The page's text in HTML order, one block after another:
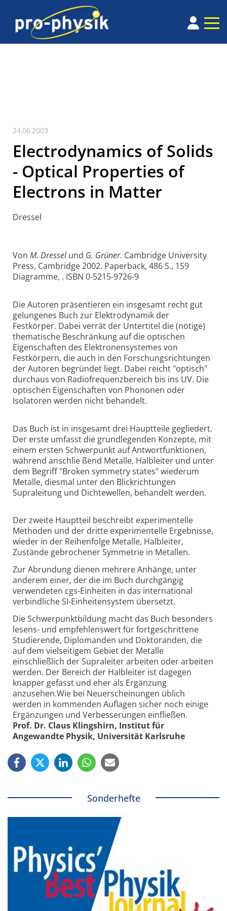
24.06.2003
Electrodynamics of Solids
- Optical Properties of
Electrons in Matter
Dressel
Von M. Dresselund G. Grüner. Cambridge University
Press, Cambridge 2002. Paperback, 486 S., 159
Diagramme, . ISBN 0-5215-9726-9
Die Autoren präsentieren ein insgesamt recht gut
gelungenes Buch zur Elektrodynamik der
Festkörper. Dabei verrät der Untertitel die (nötige)
thematische Beschränkung auf die optischen
Eigenschaften des Elektronensystemes von
Festkörpern, die auch in den Forschungsrichtungen
der Autoren begründet liegt. Dabei reicht "optisch"
durchaus von Radiofrequenzbereich bis ins UV. Die
optischen Eigenschaften von Phononen oder
Isolatoren werden nicht behandelt.
Das Buch ist in insgesamt drei Hauptteile gegliedert.
Der erste umfasst die grundlegenden Konzepte, mit
einem ersten Schwerpunkt auf Antwortfunktionen,
während anschlie ßend Metalle, Halbleiter und unter
dem Begriff "Broken symmetry states" wiederum
Metalle, diesmal unter den Blickrichtungen
Supraleitung und Dichtewellen, behandelt werden.
Der zweite Hauptteil beschreibt experimentelle
Methoden und der dritte experimentelle Ergebnisse,
wieder in der Reihenfolge Metalle, Halbleiter,
Zustände gebrochener Symmetrie in Metallen.
Zur Abrundung dienen mehrere Anhänge, unter
anderem einer, der die im Buch durchgängig
verwendeten cgs-Einheiten in das international
verbindliche SI-Einheitensystem übersetzt.
Die Schwerpunktbildung macht das Buch besonders
lesens- und empfehlenswert für fortgeschrittene
Studierende, Diplomanden und Doktoranden, die
auf dem vielseitigem Gebiet der Metalle
einschließlich der Supraleiter arbeiten oder arbeiten
werden. Der Bereich der Halbleiter ist dagegen
knapper gefasst und eher als Ergänzung
anzusehen.Wie bei Neuerscheinungen üblich
werden in kommenden Auflagen sicher noch einige
Ergänzungen und Verbesserungen einfließen.
Prof. Dr. Claus Klingshirn, Institut für
Angewandte Physik, Universität Karlsruhe
Sonderhefte